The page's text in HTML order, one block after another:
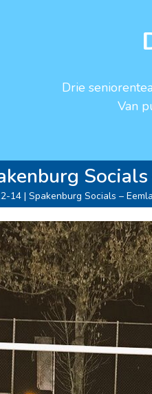
Drie
Van
14 | Spakenburg Socials –